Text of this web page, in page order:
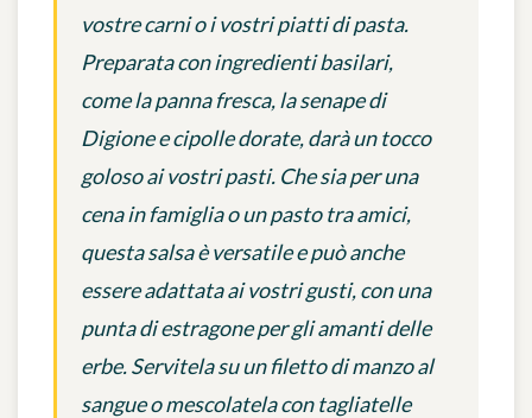
vostre carni o i vostri piatti di pasta.
Preparata con ingredienti basilari,
come la panna fresca, la senape di
Digione e cipolle dorate, darà un tocco
goloso ai vostri pasti. Che sia per una
cena in famiglia o un pasto tra amici,
questa salsa è versatile e può anche
essere adattata ai vostri gusti, con una
punta di estragone per gli amanti delle
erbe. Servitela su un filetto di manzo al
sangue o mescolatela con tagliatelle